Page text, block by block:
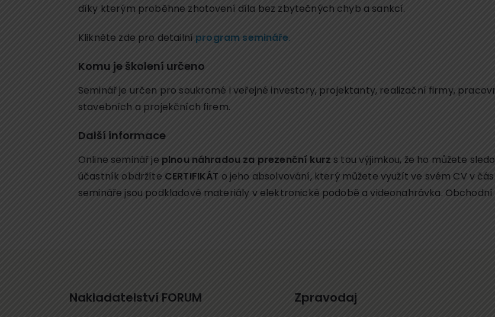
díky kterým proběhne zhotovení díla bez zbytečných chyb a sankcí.
Klikněte zde pro detailní program semináře.
Komu je školení určeno
Seminář je určen pro soukromé i veřejné investory, projektanty, realizační firmy,
stavebních a projekčních firem.
Další informace
Online seminář je plnou náhradou za prezenční kurz s tou výjimkou, že ho můžete
účastník obdržíte CERTIFIKÁT o jeho absolvování, který můžete využít ve svém CV v
semináře jsou podkladové materiály v elektronické podobě a videonahrávka.
Nakladatelství FORUM Zpravodaj